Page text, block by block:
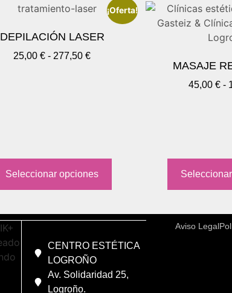
¡Oferta!
DEPILACIÓN LASER
25,00 € - 277,50 €
Seleccionar opciones
MASAJE
45,00 € -
CENTRO ESTÉTICA
LOGROÑO
Av. Solidaridad 25,
Logroño.
Aviso Legal